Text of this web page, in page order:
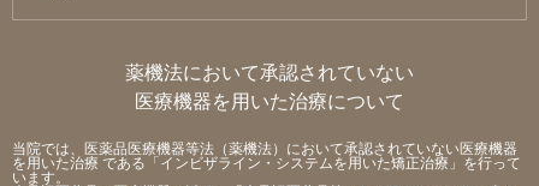
薬機法において承認されていない
医療機器を用いた治療について
当院では、医薬品医療機器等法（薬機法）において承認されていない医療機器
を用いた治療 である「インビザライン・システムを用いた矯正治療」を行って
います。